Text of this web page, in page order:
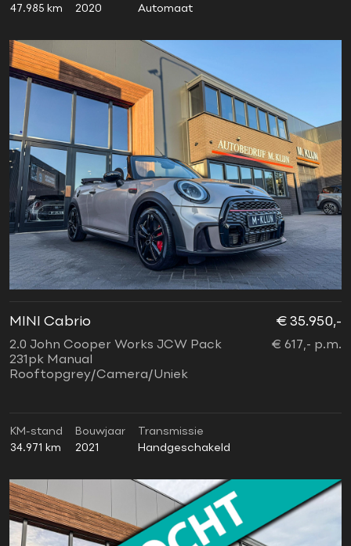
47.985 km
2020
Automaat
MINI Cabrio
2.0 John Cooper Works JCW Pack
231pk Manual
Rooftopgrey/Camera/Uniek
€ 35.950,-
€ 617,- p.m.
KM-stand
34.971 km
Bouwjaar
2021
Transmissie
Handgeschakeld